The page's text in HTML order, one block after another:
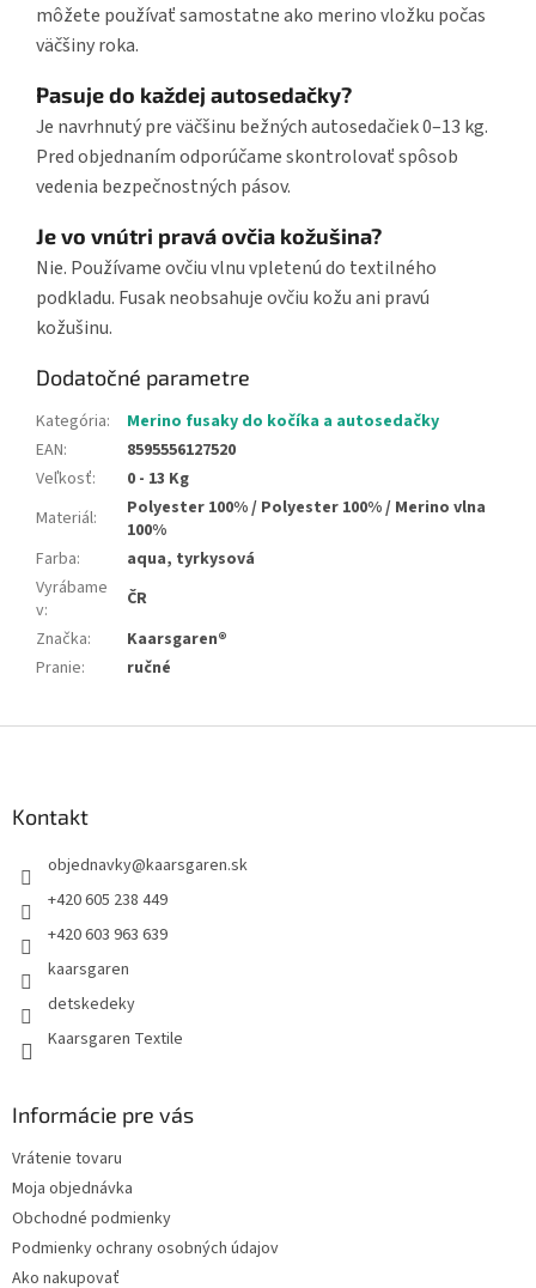
môžete používať samostatne ako merino vložku počas
väčšiny roka.
Pasuje do každej autosedačky?
Je navrhnutý pre väčšinu bežných autosedačiek 0–13 kg.
Pred objednaním odporúčame skontrolovať spôsob
vedenia bezpečnostných pásov.
Je vo vnútri pravá ovčia kožušina?
Nie. Používame ovčiu vlnu vpletenú do textilného
podkladu. Fusak neobsahuje ovčiu kožu ani pravú
kožušinu.
Dodatočné parametre
Kategória:
Merino fusaky do kočíka a autosedačky
EAN:
8595556127520
Veľkosť:
0 - 13 Kg
Materiál:
Polyester 100% / Polyester 100% / Merino vlna
100%
Farba:
aqua, tyrkysová
Vyrábame
v:
ČR
Značka:
Kaarsgaren®
Pranie: ručné
Kontakt
objednavky@kaarsgaren.sk
+420 605 238 449
+420 603 963 639
kaarsgaren
detskedeky
Kaarsgaren Textile
Informácie pre vás
Vrátenie tovaru
Moja objednávka
Obchodné podmienky
Podmienky ochrany osobných údajov
Ako nakupovať